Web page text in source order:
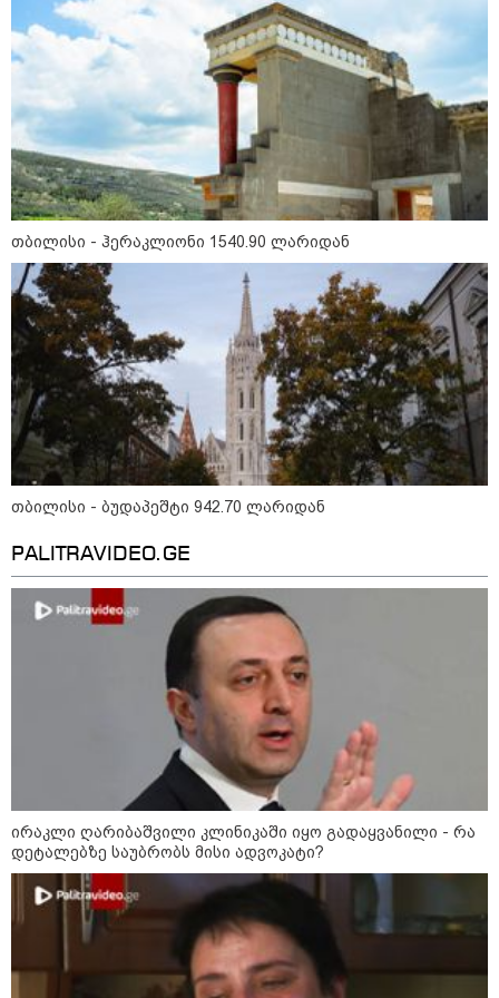
ნია იმნაძეს და ანასტასია
ბერუაშვილს ბრალდება
წარედგინათ - რამდენ წლიანი
პატიმრობა ემუქრებათ
არასრულწლოვნებს?
რა გახდა “სამგორის” მეტროში
სტუდენტის გარდაცვალების
მიზეზი - ცნობილია ექსპერტიზის
პასუხი
Faceამბები
10:58 / 06-08-2026
"დადგება დრო და თქვენი დღევანდელი
"პოსტაობა" საკუთარ თავთან
შეგარცხვენთ... თქვენი შეცდომა არის
დანაშაულის ტოლფასი" - ეკა კუპატაძე
ნანუკა ჟორჟოლიანს
თბილისი - ჰერაკლიონი 1540.90 ლარიდან
თბილისი - ბუდაპეშტი 942.70 ლარიდან
PALITRAVIDEO.GE
ირაკლი ღარიბაშვილი კლინიკაში იყო გადაყვანილი - რა
დეტალებზე საუბრობს მისი ადვოკატი?